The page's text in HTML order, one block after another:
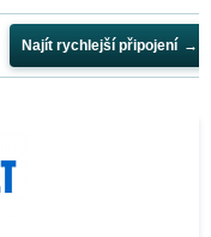
Najít rychlejší připojení